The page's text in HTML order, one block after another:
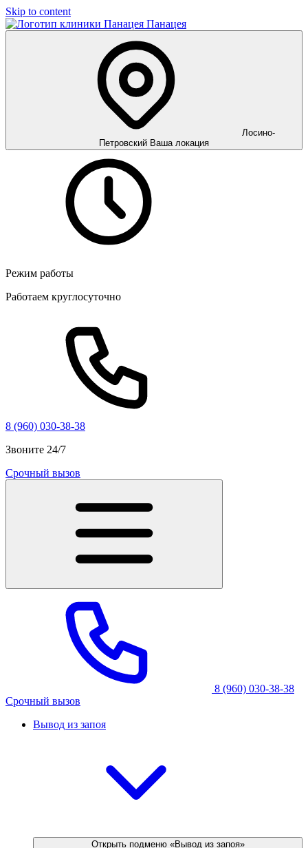
Skip to content
Панацея
Лосино-
Петровский Ваша локация
Режим работы
Работаем круглосуточно
8 (960) 030-38-38
Звоните 24/7
Срочный вызов
8 (960) 030-38-38
Срочный вызов
Вывод из запоя
Открыть подменю «Вывод из запоя»